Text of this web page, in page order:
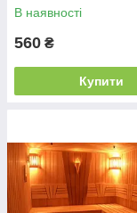
В наявності
560 ₴
Купити